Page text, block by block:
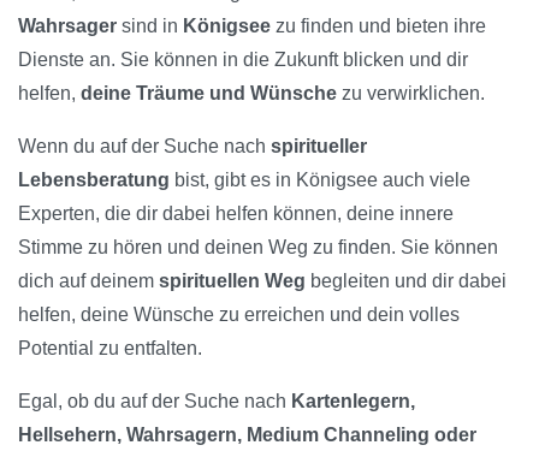
Wahrsager sind in Königsee zu finden und bieten ihre
Dienste an. Sie können in die Zukunft blicken und dir
helfen, deine Träume und Wünsche zu verwirklichen.
Wenn du auf der Suche nach spiritueller
Lebensberatung bist, gibt es in Königsee auch viele
Experten, die dir dabei helfen können, deine innere
Stimme zu hören und deinen Weg zu finden. Sie können
dich auf deinem spirituellen Weg begleiten und dir dabei
helfen, deine Wünsche zu erreichen und dein volles
Potential zu entfalten.
Egal, ob du auf der Suche nach Kartenlegern,
Hellsehern, Wahrsagern, Medium Channeling oder